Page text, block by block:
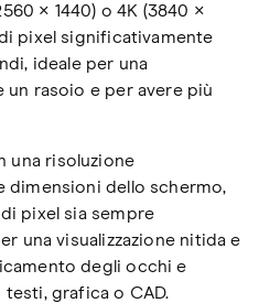
× 1440) o 4K (3840 ×
pixel significativamente
ideale per una
un rasoio e per avere più
una risoluzione
dimensioni dello schermo,
pixel sia sempre
una visualizzazione nitida e
degli occhi e
grafica o CAD.